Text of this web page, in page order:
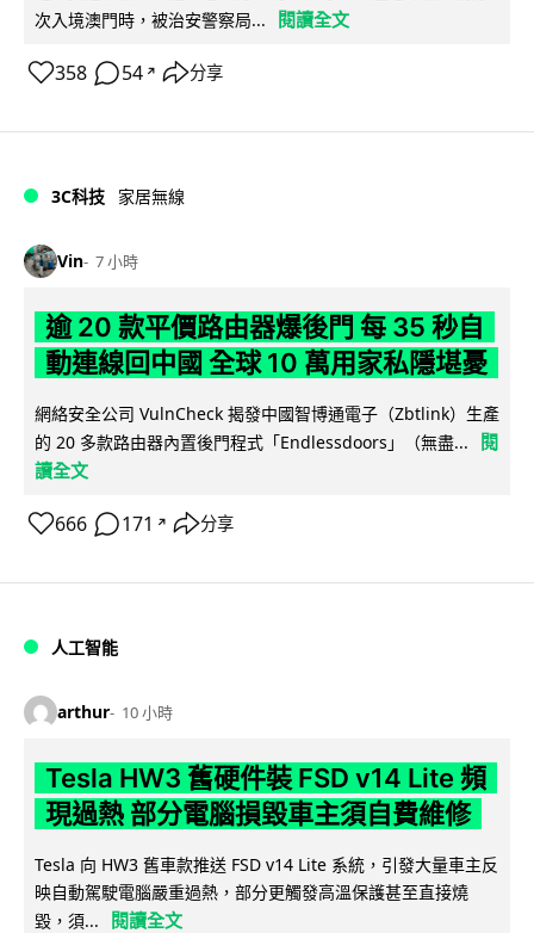
次入境澳門時，被治安警察局...
閱讀全文
358 54 ↗ 分享
3C科技 家居無線
Vin 7 小時
逾 20 款平價路由器爆後門 每 35 秒自
動連線回中國 全球 10 萬用家私隱堪憂
網絡安全公司 VulnCheck 揭發中國智博通電子（Zbtlink）生產
的 20 多款路由器內置後門程式「Endlessdoors」（無盡...
閱
讀全文
666 171 ↗ 分享
人工智能
arthur 10 小時
Tesla HW3 舊硬件裝 FSD v14 Lite 頻
現過熱 部分電腦損毀車主須自費維修
Tesla 向 HW3 舊車款推送 FSD v14 Lite 系統，引發大量車主反
映自動駕駛電腦嚴重過熱，部分更觸發高溫保護甚至直接燒
毀，須...
閱讀全文